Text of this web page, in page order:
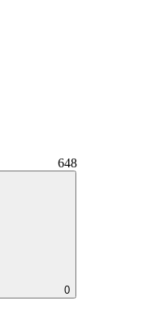
648
0